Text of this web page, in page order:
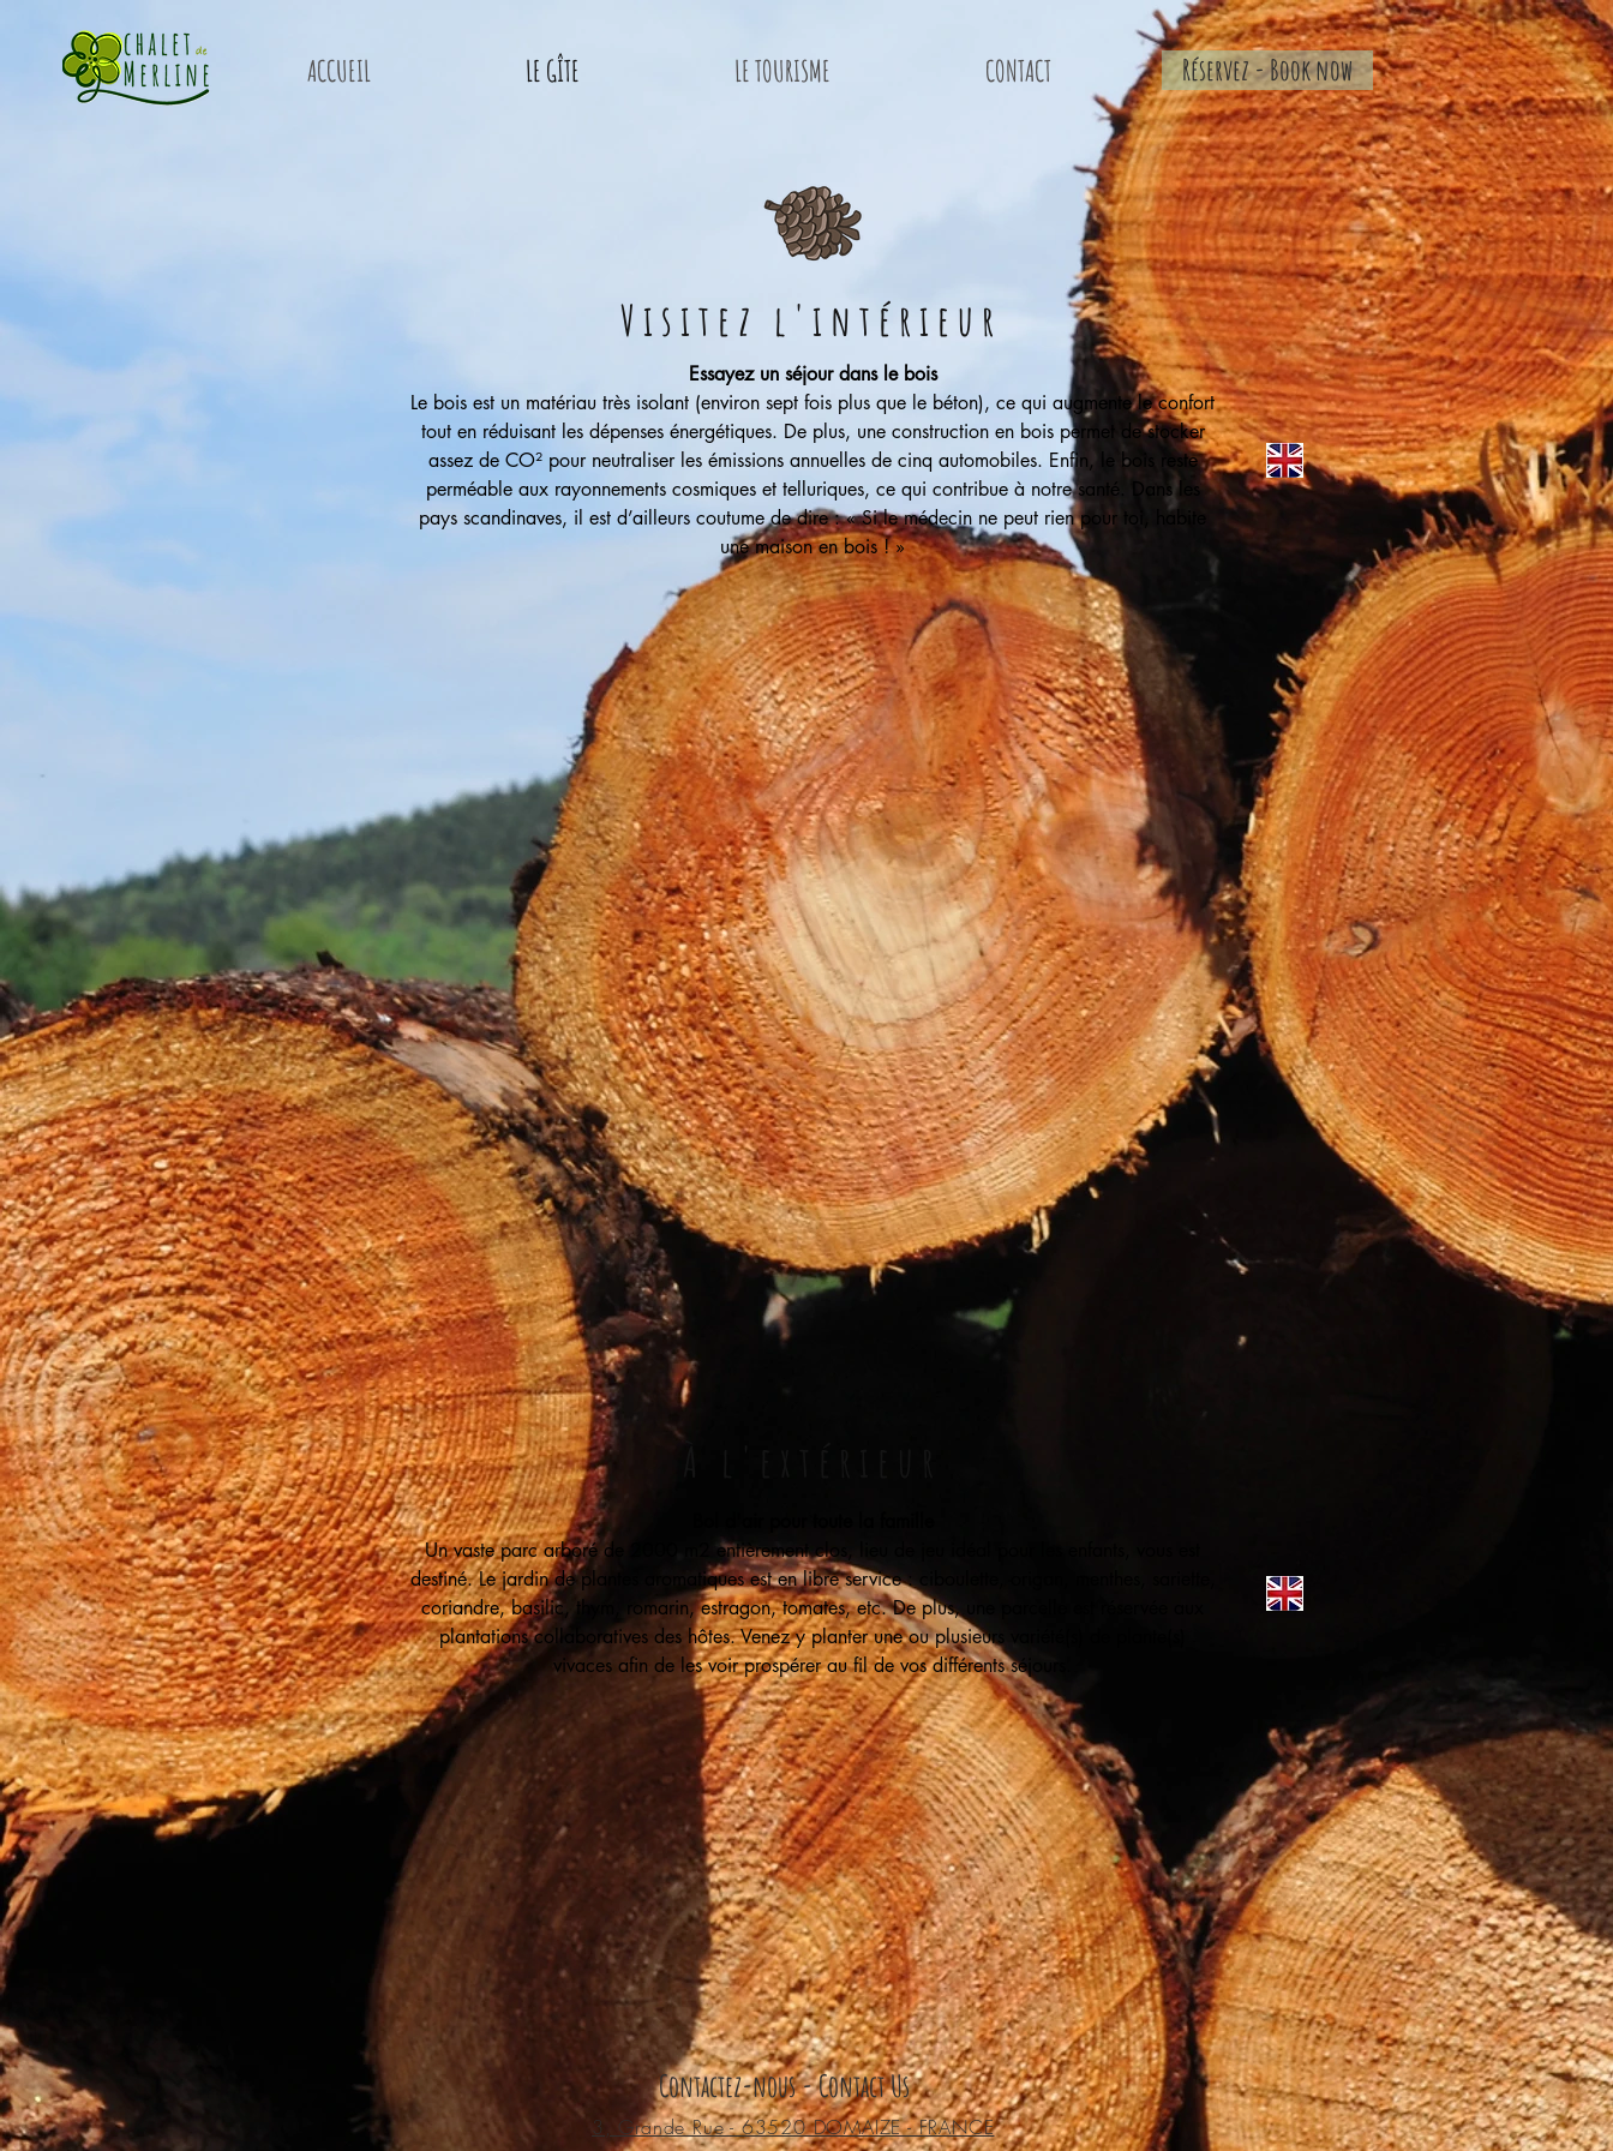
ACCUEIL LE GÎTE LE TOURISME CONTACT Réservez - Book now
Visitez l'intérieur
Essayez un séjour dans le bois
Le bois est un matériau très isolant (environ sept fois plus que le béton), ce qui augmente le confort
tout en réduisant les dépenses énergétiques. De plus, une construction en bois permet de stocker
assez de CO² pour neutraliser les émissions annuelles de cinq automobiles. Enfin, le bois reste
perméable aux rayonnements cosmiques et telluriques, ce qui contribue à notre santé. Dans les
pays scandinaves, il est d’ailleurs coutume de dire : « Si le médecin ne peut rien pour toi, habite
une maison en bois ! »
Un vaste parc arboré de 2000 m2 entièrement clos, lieu de jeu idéal pour les enfants, vous est
destiné. Le jardin de plantes aromatiques est en libre service : ciboulette, origan, menthes, sariette,
coriandre, basilic, thym, romarin, estragon, tomates, etc. De plus, une parcelle est réservée aux
plantations collaboratives des hôtes. Venez y planter une ou plusieurs variété(s) de plante(s)
vivaces afin de les voir prospérer au fil de vos différents séjours.
Contactez-nous - Contact Us
3, Grande Rue - 63520 DOMAIZE - FRANCE